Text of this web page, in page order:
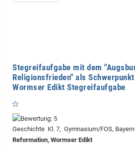
Stegreifaufgabe mit dem
Religionsfrieden" als
Wormser Edikt Stegreifaufgabe
Geschichte Kl. 7, Gymnasium/FOS, Bayern
Reformation, Wormser Edikt